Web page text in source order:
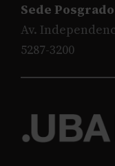
Sede Posgrado
Av.
5287-3200